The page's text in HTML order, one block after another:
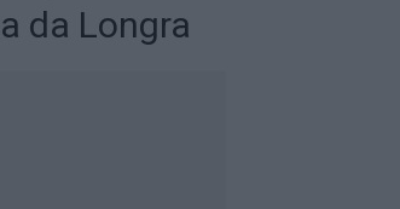
da Longra